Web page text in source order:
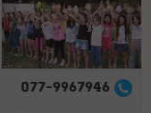
077-9967946